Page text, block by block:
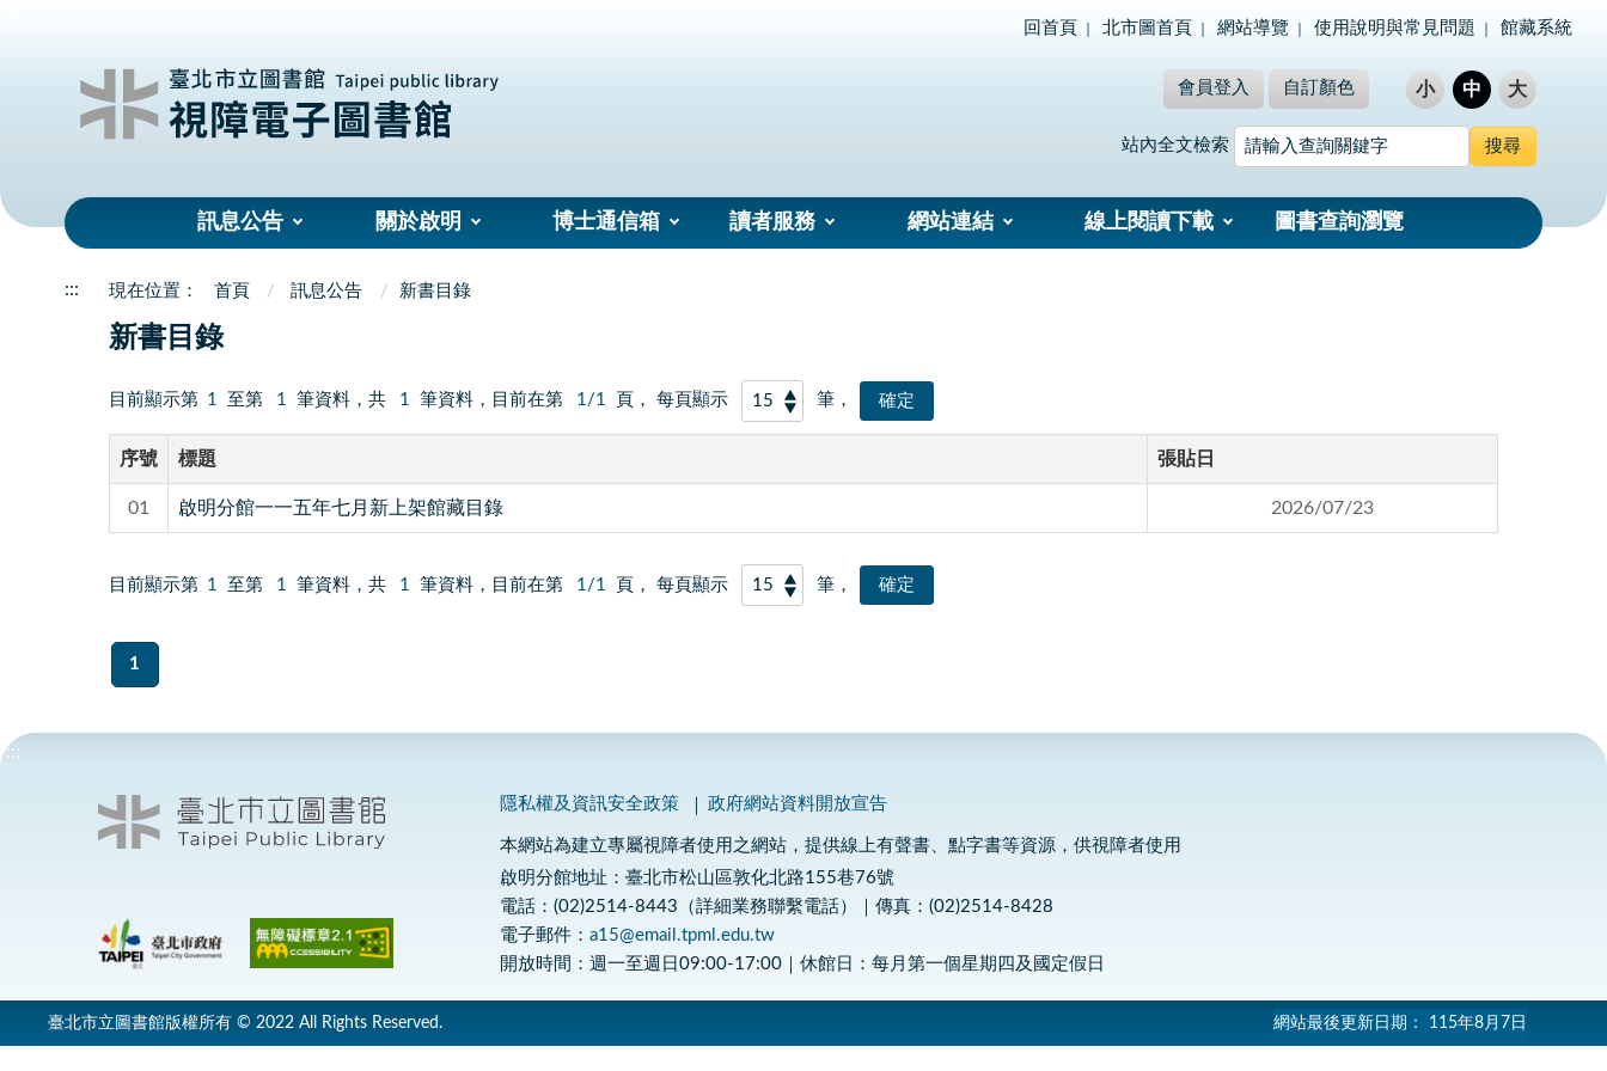
回首頁 北市圖首頁 網站導覽 使用說明與常見問題 館藏系統
會員登入 自訂顏色 小 中 大
站內全文檢索
訊息公告 關於啟明 博士通信箱 讀者服務 網站連結 線上閱讀下載 圖書查詢瀏覽
::: 首頁 訊息公告 新書目錄
新書目錄
目前顯示第 1 至第 1 筆資料，共 1 筆資料，目前在第 1/1 頁， 每頁顯示 筆，
序號 標題 張貼日
01 啟明分館一一五年七月新上架館藏目錄 2026/07/23
目前顯示第 1 至第 1 筆資料，共 1 筆資料，目前在第 1/1 頁， 每頁顯示 筆，
1
:::
隱私權及資訊安全政策 政府網站資料開放宣告
本網站為建立專屬視障者使用之網站，提供線上有聲書、點字書等資源，供視障者使用
啟明分館地址：臺北市松山區敦化北路155巷76號
電話：(02)2514-8443（詳細業務聯繫電話）｜傳真：(02)2514-8428
電子郵件：a15@email.tpml.edu.tw
開放時間：週一至週日09:00-17:00｜休館日：每月第一個星期四及國定假日
臺北市立圖書館版權所有 © 2022 All Rights Reserved. 網站最後更新日期： 115年8月7日